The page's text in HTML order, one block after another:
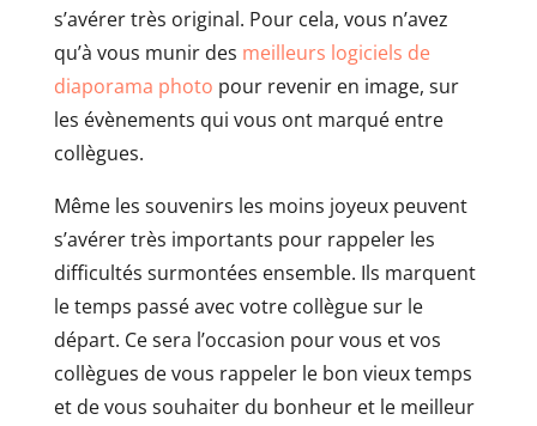
s’avérer très original. Pour cela, vous n’avez
qu’à vous munir des meilleurs logiciels de
diaporama photo pour revenir en image, sur
les évènements qui vous ont marqué entre
collègues.
Même les souvenirs les moins joyeux peuvent
s’avérer très importants pour rappeler les
difficultés surmontées ensemble. Ils marquent
le temps passé avec votre collègue sur le
départ. Ce sera l’occasion pour vous et vos
collègues de vous rappeler le bon vieux temps
et de vous souhaiter du bonheur et le meilleur